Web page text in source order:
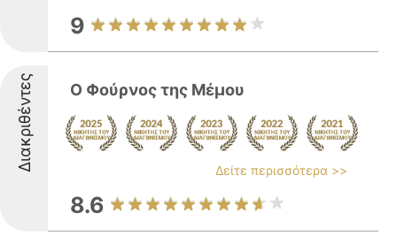
9
Διακριθέντες Ο Φούρνος της Μέμου
Δείτε περισσότερα >>
8.6